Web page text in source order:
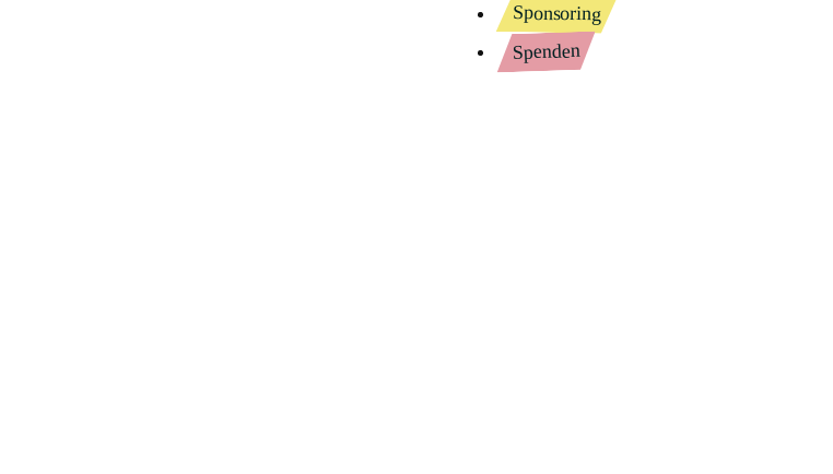
Sponsoring
Spenden